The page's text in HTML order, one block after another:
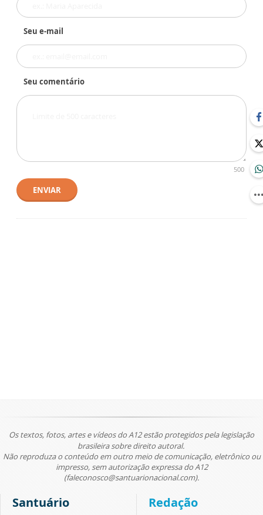
Seu e-mail
Seu comentário
500
ENVIAR
Os textos, fotos, artes e vídeos do A12 estão protegidos pela legislação
brasileira sobre direito autoral.
Não reproduza o conteúdo em outro meio de comunicação, eletrônico ou
impresso, sem autorização expressa do A12
(faleconosco@santuarionacional.com).
Santuário Redação